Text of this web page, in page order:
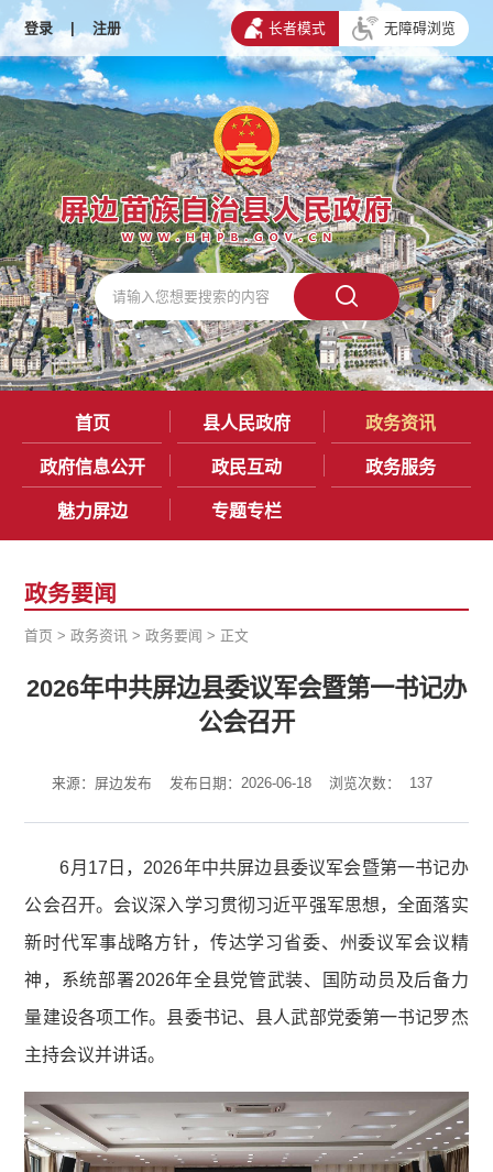
登录 | 注册 长者模式 无障碍浏览
首页 县人民政府 政务资讯
政府信息公开 政民互动 政务服务
魅力屏边 专题专栏
政务要闻
首页 >政务资讯 >政务要闻 > 正文
2026年中共屏边县委议军会暨第一书记办
公会召开
来源：屏边发布 发布日期：2026-06-18 浏览次数： 137
6月17日，2026年中共屏边县委议军会暨第一书记办
公会召开。会议深入学习贯彻习近平强军思想，全面落实
新时代军事战略方针，传达学习省委、州委议军会议精
神，系统部署2026年全县党管武装、国防动员及后备力
量建设各项工作。县委书记、县人武部党委第一书记罗杰
主持会议并讲话。